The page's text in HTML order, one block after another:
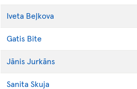
Iveta Beļkova
Gatis Bite
Jānis Jurkāns
Sanita Skuja